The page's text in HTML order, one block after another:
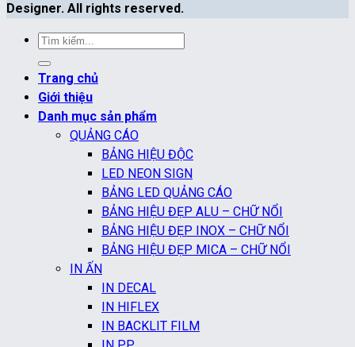
Designer. All rights reserved.
Tìm
kiếm:
Trang chủ
Giới thiệu
Danh mục sản phẩm
QUẢNG CÁO
BẢNG HIỆU ĐỘC
LED NEON SIGN
BẢNG LED QUẢNG CÁO
BẢNG HIỆU ĐẸP ALU – CHỮ NỔI
BẢNG HIỆU ĐẸP INOX – CHỮ NỔI
BẢNG HIỆU ĐẸP MICA – CHỮ NỔI
IN ẤN
IN DECAL
IN HIFLEX
IN BACKLIT FILM